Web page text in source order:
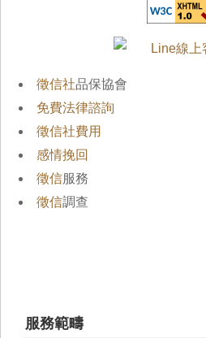
徵信社品保協會
免費法律諮詢
徵信社費用
感情挽回
徵信服務
徵信調查
服務範疇